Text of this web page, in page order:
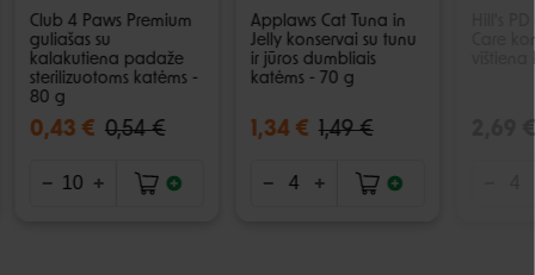
Club 4 Paws Premium
guliašas su
kalakutiena padaže
sterilizuotoms katėms -
80 g
0,43 € 0,54 €
Applaws Cat Tuna in
Jelly konservai su tunu
ir jūros dumbliais
katėms - 70 g
1,34 € 1,49 €
Care
2,69 €